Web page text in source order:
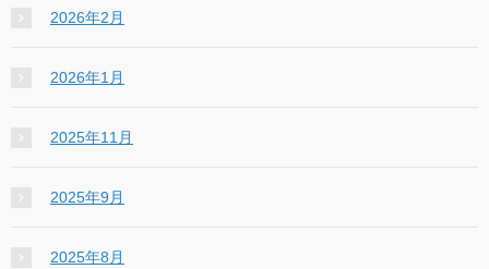
2026年2月
2026年1月
2025年11月
2025年9月
2025年8月